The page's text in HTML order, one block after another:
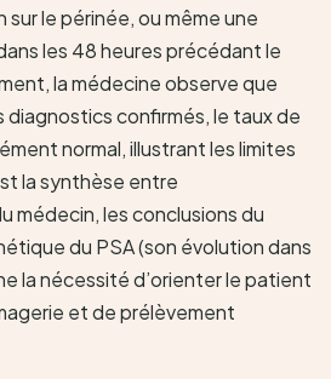
le périnée, ou même une
les 48 heures précédant le
la médecine observe que
diagnostics confirmés, le taux de
normal, illustrant les limites
la synthèse entre
médecin, les conclusions du
du PSA (son évolution dans
la nécessité d’orienter le patient
et de prélèvement